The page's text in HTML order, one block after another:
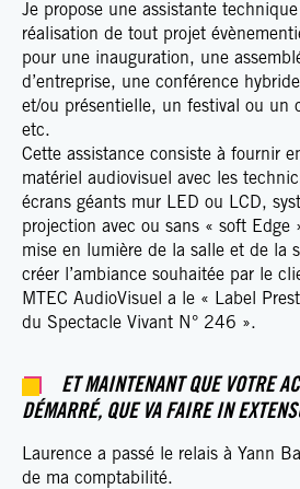
Je propose une assistante
réalisation de tout projet
pour une inauguration, une
d’entreprise, une conférence
et/ou présentielle, un festival ou un
etc.
Cette assistance consiste à fournir
matériel audiovisuel avec les
écrans géants mur LED ou LCD,
projection avec ou sans « soft Edge
mise en lumière de la salle et de la
créer l’ambiance souhaitée par le
MTEC AudioVisuel a le « Label
du Spectacle Vivant N° 246 ».
ET MAINTENANT QUE VOTRE
DÉMARRÉ, QUE VA FAIRE IN
Laurence a passé le relais à Yann
de ma comptabilité.